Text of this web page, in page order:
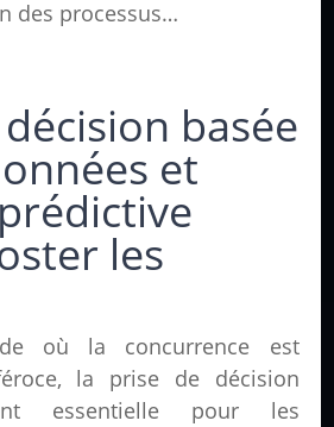
des processus…
basée
et
les
où la concurrence est
la prise de décision
essentielle pour les